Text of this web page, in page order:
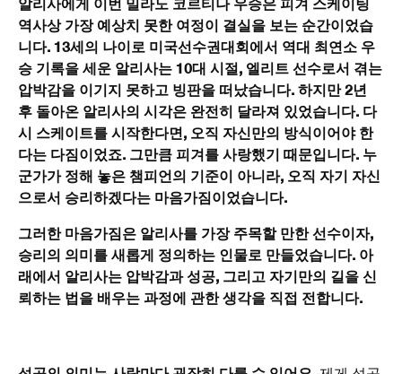
알리사에게 이번 밀라노 코르티나 우승은 피겨 스케이팅
역사상 가장 예상치 못한 여정이 결실을 보는 순간이었습
니다. 13세의 나이로 미국선수권대회에서 역대 최연소 우
승 기록을 세운 알리사는 10대 시절, 엘리트 선수로서 겪는
압박감을 이기지 못하고 빙판을 떠났습니다. 하지만 2년
후 돌아온 알리사의 시각은 완전히 달라져 있었습니다. 다
시 스케이트를 시작한다면, 오직 자신만의 방식이어야 한
다는 다짐이었죠. 그만큼 피겨를 사랑했기 때문입니다. 누
군가가 정해 놓은 챔피언의 기준이 아니라, 오직 자기 자신
으로서 승리하겠다는 마음가짐이었습니다.
그러한 마음가짐은 알리사를 가장 주목할 만한 선수이자,
승리의 의미를 새롭게 정의하는 인물로 만들었습니다. 아
래에서 알리사는 압박감과 성공, 그리고 자기만의 길을 신
뢰하는 법을 배우는 과정에 관한 생각을 직접 전합니다.